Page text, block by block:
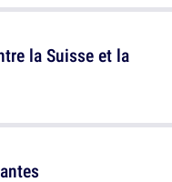
la Suisse et la